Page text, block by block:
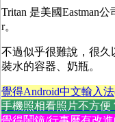
Tritan 是美國Eastman
r。
不過似乎很難說，很久
裝水的容器、奶瓶。
覺得Android中文輸入
手機照相看照片不方便